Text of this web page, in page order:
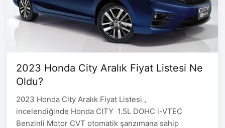
2023 Honda City Aralık Fiyat Listesi Ne
Oldu?
2023 Honda City Aralık Fiyat Listesi ,
incelendiğinde Honda CITY 1.5L DOHC i-VTEC
Benzinli Motor CVT otomatik şanzımana sahip